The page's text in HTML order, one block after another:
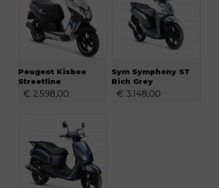
Peugeot Kisbee
Streetline
€ 2.598,00
Sym Symphony ST
Rich Grey
€ 3.148,00